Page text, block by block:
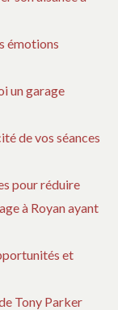
émotions
un garage
de vos séances
pour réduire
à Royan ayant
et
Tony Parker